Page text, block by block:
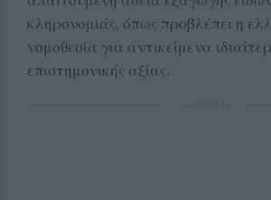
κληρονομιάς, όπως προβλέπει η
νομοθεσία για αντικείμενα
επιστημονικής αξίας.